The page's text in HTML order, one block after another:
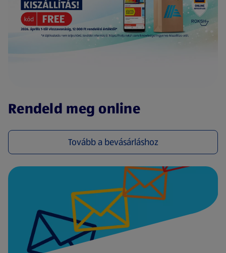
Rendeld meg online
Tovább a bevásárláshoz
(új oldalon nyílik meg)